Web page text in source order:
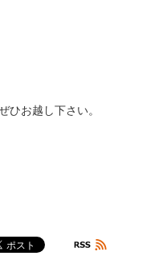
お越し下さい。